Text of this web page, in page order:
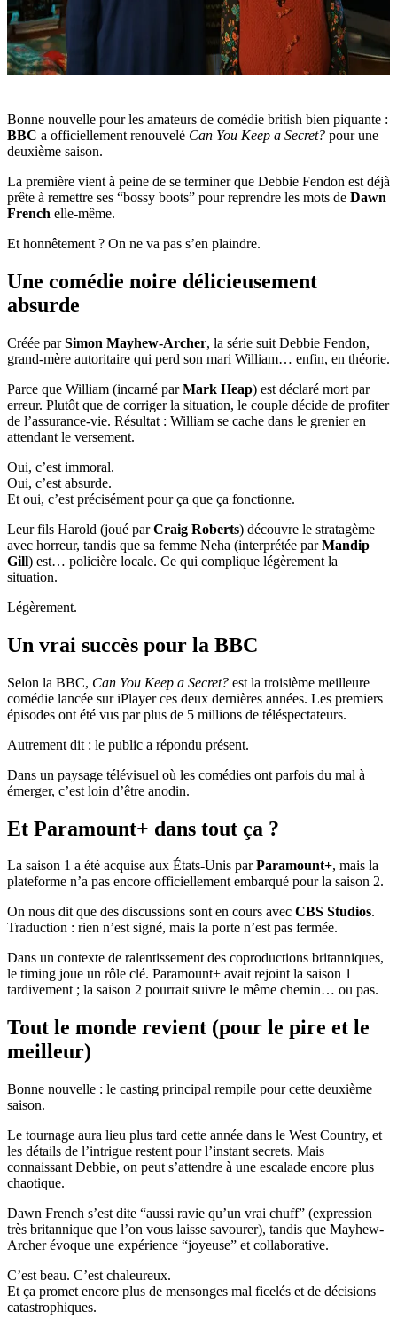
Bonne nouvelle pour les amateurs de comédie british bien piquante :
BBC a officiellement renouvelé Can You Keep a Secret? pour une
deuxième saison.
La première vient à peine de se terminer que Debbie Fendon est déjà
prête à remettre ses “bossy boots” pour reprendre les mots de Dawn
French elle-même.
Et honnêtement ? On ne va pas s’en plaindre.
Une comédie noire délicieusement
absurde
Créée parSimon Mayhew-Archer, la série suit Debbie Fendon,
grand-mère autoritaire qui perd son mari William… enfin, en théorie.
Parce que William (incarné parMark Heap) est déclaré mort par
erreur. Plutôt que de corriger la situation, le couple décide de profiter
de l’assurance-vie. Résultat : William se cache dans le grenier en
attendant le versement.
Oui, c’est immoral.
Oui, c’est absurde.
Et oui, c’est précisément pour ça que ça fonctionne.
Leur fils Harold (joué parCraig Roberts) découvre le stratagème
avec horreur, tandis que sa femme Neha (interprétée parMandip
Gill) est… policière locale. Ce qui complique légèrement la
situation.
Légèrement.
Un vrai succès pour la BBC
Selon la BBC, Can You Keep a Secret? est la troisième meilleure
comédie lancée sur iPlayer ces deux dernières années. Les premiers
épisodes ont été vus par plus de 5 millions de téléspectateurs.
Autrement dit : le public a répondu présent.
Dans un paysage télévisuel où les comédies ont parfois du mal à
émerger, c’est loin d’être anodin.
Et Paramount+ dans tout ça ?
La saison 1 a été acquise aux États-Unis parParamount+, mais la
plateforme n’a pas encore officiellement embarqué pour la saison 2.
On nous dit que des discussions sont en cours avec CBS Studios.
Traduction : rien n’est signé, mais la porte n’est pas fermée.
Dans un contexte de ralentissement des coproductions britanniques,
le timing joue un rôle clé. Paramount+ avait rejoint la saison 1
tardivement ; la saison 2 pourrait suivre le même chemin… ou pas.
Tout le monde revient (pour le pire et le
meilleur)
Bonne nouvelle : le casting principal rempile pour cette deuxième
saison.
Le tournage aura lieu plus tard cette année dans le West Country, et
les détails de l’intrigue restent pour l’instant secrets. Mais
connaissant Debbie, on peut s’attendre à une escalade encore plus
chaotique.
Dawn French s’est dite “aussi ravie qu’un vrai chuff” (expression
très britannique que l’on vous laisse savourer), tandis que Mayhew-
Archer évoque une expérience “joyeuse” et collaborative.
C’est beau. C’est chaleureux.
Et ça promet encore plus de mensonges mal ficelés et de décisions
catastrophiques.